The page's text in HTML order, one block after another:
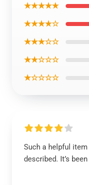
★★★★★
★★★★☆
★★★☆☆
★★☆☆☆
★☆☆☆☆
Such a helpful
described. It’s